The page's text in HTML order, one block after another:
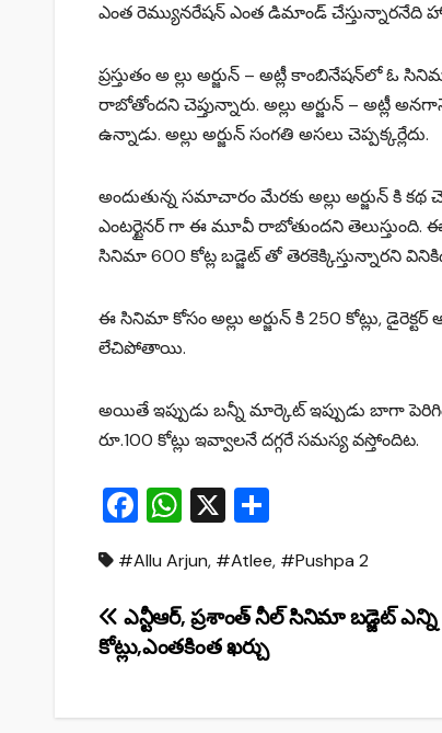
ఎంత రెమ్యునరేషన్ ఎంత డిమాండ్
ప్రస్తుతం అ ల్లు అర్జున్ – అట్లీ
రాబోతోంద‌ని చెప్తున్నారు. అల్లు అర్జున్ – అట్లీ
ఉన్నాడు. అల్లు అర్జున్ సంగతి అసలు చెప్పక్కర్లేదు.
అందుతున్న సమాచారం మేరకు అల్లు అర్జున్ కి కథ
ఎంటర్టైనర్ గా ఈ మూవీ రాబోతుందని తెలుస్తుంది.
సినిమా 600 కోట్ల బడ్జెట్ తో తెరకెక్కిస్తున్నారని
ఈ సినిమా కోసం అల్లు అర్జున్ కి 250 కోట్లు, డైరెక్టర్
లేచిపోతాయి.
అయితే ఇప్పుడు బ‌న్నీ మార్కెట్ ఇప్పుడు బాగా
రూ.100 కోట్లు ఇవ్వాలనే దగ్గరే సమస్య వస్తోందిట.
F
c
e
b
o
W
at
s
A
p
X
ar
e
#Allu Arjun, #Atlee, #Pushpa 2
Post
navigation
ఎన్టీఆర్, ప్రశాంత్ నీల్ సినిమా బడ్జెట్ ఎన్ని
కోట్లు,ఎంతకింత ఖర్చు